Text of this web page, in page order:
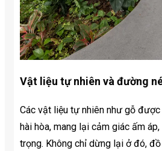
Vật liệu tự nhiên và đường
Các vật liệu tự nhiên như gỗ
hài hòa, mang lại cảm giác ấm
trọng. Không chỉ dừng lại ở đó,